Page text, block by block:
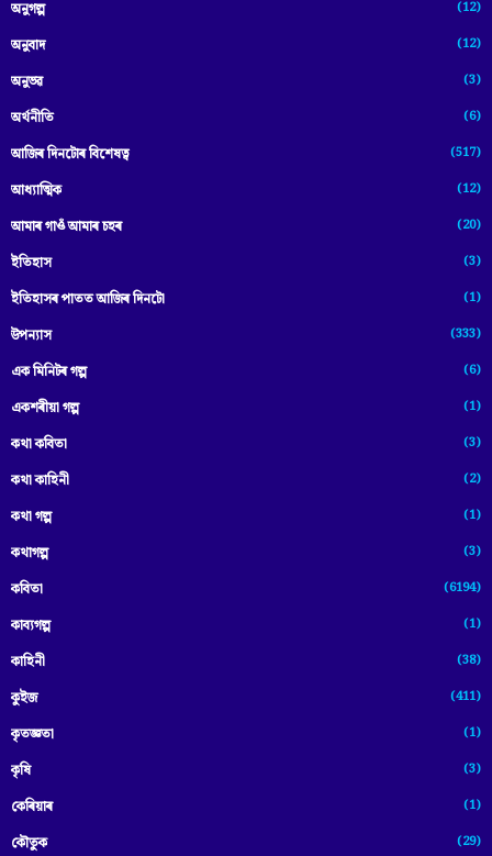
অনুগল্প (12)
অনুবাদ (12)
অনুভৱ (3)
অৰ্থনীতি (6)
আজিৰ দিনটোৰ বিশেষত্ব (517)
আধ্যাত্মিক (12)
আমাৰ গাওঁ আমাৰ চহৰ (20)
ইতিহাস (3)
ইতিহাসৰ পাতত আজিৰ দিনটো (1)
উপন্যাস (333)
এক মিনিটৰ গল্প (6)
একশৰীয়া গল্প (1)
কথা কবিতা (3)
কথা কাহিনী (2)
কথা গল্প (1)
কথাগল্প (3)
কবিতা (6194)
কাব্যগল্প (1)
কাহিনী (38)
কুইজ (411)
কৃতজ্ঞতা (1)
কৃষি (3)
কেৰিয়াৰ (1)
কৌতুক (29)